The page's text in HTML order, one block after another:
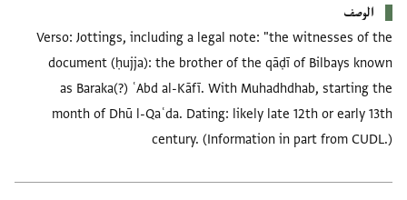
الوصف
Verso: Jottings, including a legal note: "the witnesses of the
document (ḥujja): the brother of the qāḍī of Bilbays known
as Baraka(?) ʿAbd al-Kāfī. With Muhadhdhab, starting the
month of Dhū l-Qaʿda. Dating: likely late 12th or early 13th
century. (Information in part from CUDL.)